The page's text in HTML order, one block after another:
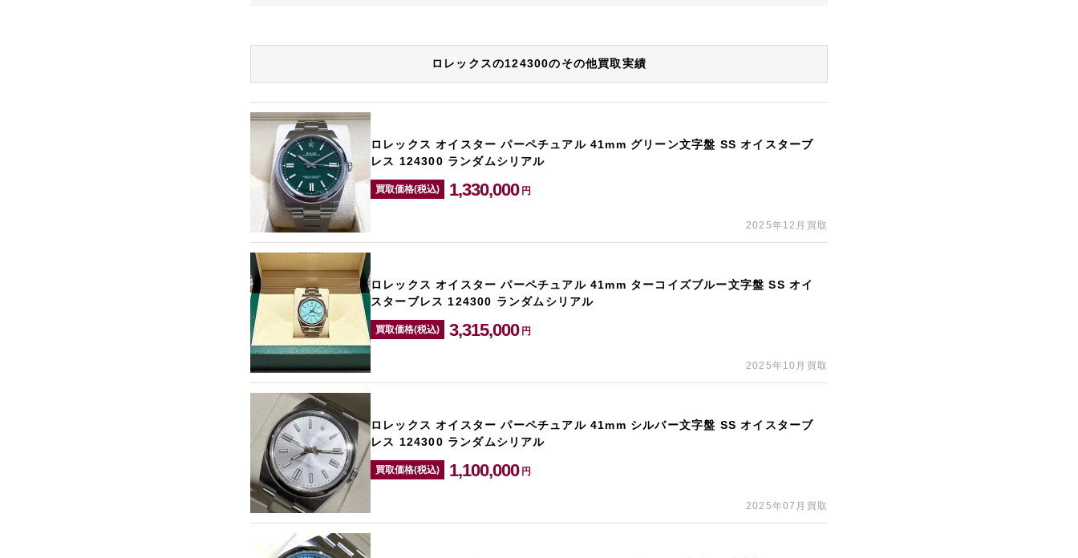
ロレックスの124300のその他買取実績
ロレックス オイスター パーペチュアル 41mm グリーン文字盤 SS オイスターブ
レス 124300 ランダムシリアル
買取価格(税込) 1,330,000 円
2025年12月買取
ロレックス オイスター パーペチュアル 41mm ターコイズブルー文字盤 SS オイ
スターブレス 124300 ランダムシリアル
買取価格(税込) 3,315,000 円
2025年10月買取
ロレックス オイスター パーペチュアル 41mm シルバー文字盤 SS オイスターブ
レス 124300 ランダムシリアル
買取価格(税込) 1,100,000 円
2025年07月買取